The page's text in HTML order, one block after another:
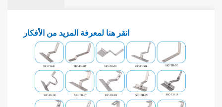
انقر هنا لمعرفة المزيد من الأفكار